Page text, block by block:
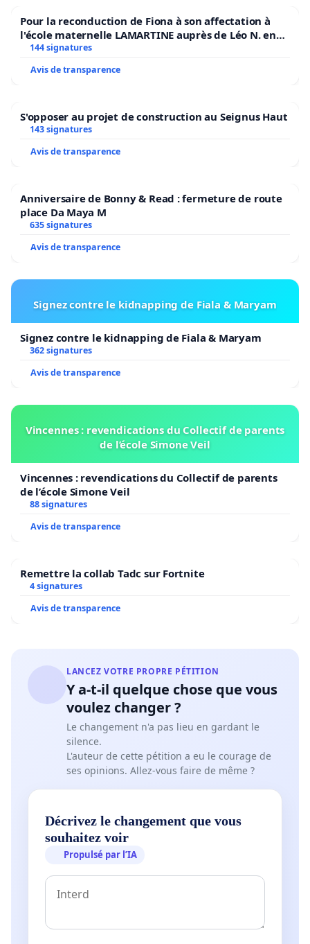
Pour la reconduction de Fiona à son affectation à
l'école maternelle LAMARTINE auprès de Léo N. en
2026/2027
144 signatures
Avis de transparence
S'opposer au projet de construction au Seignus Haut
143 signatures
Avis de transparence
Anniversaire de Bonny & Read : fermeture de route
place Da Maya M
635 signatures
Avis de transparence
Signez contre le kidnapping de Fiala & Maryam
Signez contre le kidnapping de Fiala & Maryam
362 signatures
Avis de transparence
Vincennes : revendications du Collectif de parents
de l’école Simone Veil
Vincennes : revendications du Collectif de parents
de l’école Simone Veil
88 signatures
Avis de transparence
Remettre la collab Tadc sur Fortnite
4 signatures
Avis de transparence
LANCEZ VOTRE PROPRE PÉTITION
Y a-t-il quelque chose que vous
voulez changer ?
Le changement n'a pas lieu en gardant le
silence.
L'auteur de cette pétition a eu le courage de
ses opinions. Allez-vous faire de même ?
Décrivez le changement que vous
souhaitez voir
Propulsé par l’IA